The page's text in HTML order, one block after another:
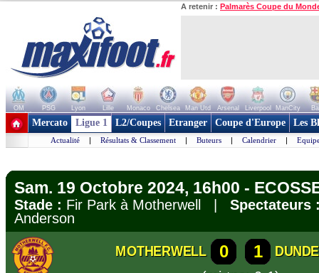
A retenir : Palmarès Coupe du
OM PSG Lyon Lille Monaco Chelsea Man Utd Arsenal Liverpool ManCity
+ de clubs
Mercato Ligue 1 L2/Coupes Etranger Coupe d'Europe Les
Actualité | Résultats & Classement | Buteurs | Calendrier |
Sam. 19 Octobre 2024, 16h00 -
Stade : Fir Park à Motherwell | Spectateurs
Anderson
MOTHERWELL 0 1